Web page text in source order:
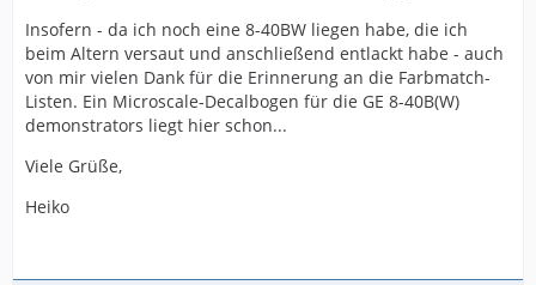
Insofern - da ich noch eine 8-40BW liegen habe, die ich
beim Altern versaut und anschließend entlackt habe - auch
von mir vielen Dank für die Erinnerung an die Farbmatch-
Listen. Ein Microscale-Decalbogen für die GE 8-40B(W)
demonstrators liegt hier schon...
Viele Grüße,
Heiko